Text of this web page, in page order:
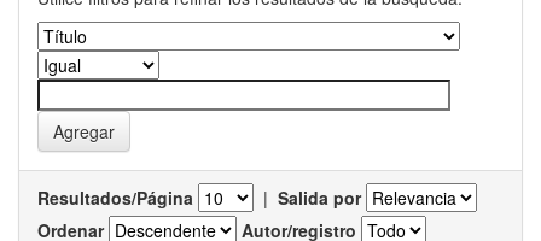
Resultados/Página | Salida por
Ordenar
Autor/registro